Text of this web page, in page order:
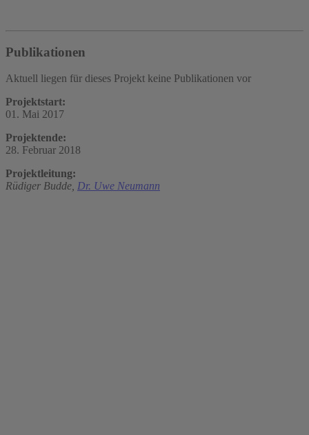
Publikationen
Aktuell liegen für dieses Projekt keine Publikationen vor
Projektstart:
01. Mai 2017
Projektende:
28. Februar 2018
Projektleitung:
Rüdiger Budde, Dr. Uwe Neumann